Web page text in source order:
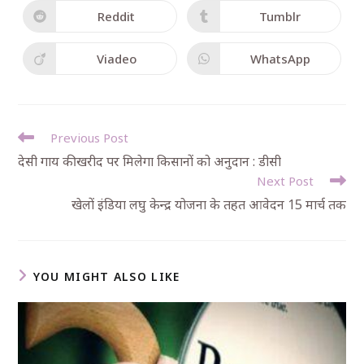
Reddit Tumblr
Viadeo WhatsApp
Previous Post
देसी गाय की खरीद पर मिलेगा किसानों को अनुदान : डीसी
Next Post
खेलों इंडिया लघु केन्द्र योजना के तहत आवेदन 15 मार्च तक
YOU MIGHT ALSO LIKE